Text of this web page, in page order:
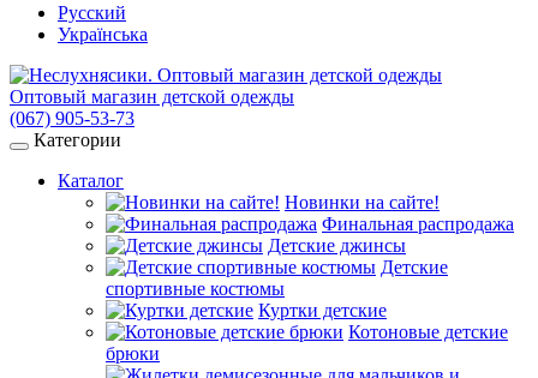
Русский
Українська
Оптовый магазин детской одежды
(067) 905-53-73
Категории
Каталог
Новинки на сайте!
Финальная распродажа
Детские джинсы
Детские
спортивные костюмы
Куртки детские
Котоновые детские
брюки